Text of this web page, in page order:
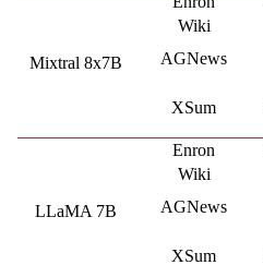
Mixtral 8x7B
Wiki
AGNews
XSum
LLaMA 7B
Enron
Wiki
AGNews
XSum